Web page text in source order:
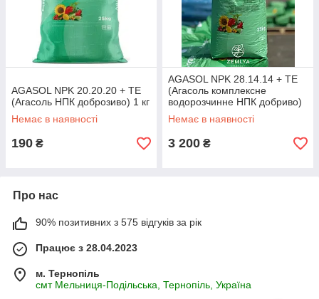
AGASOL NPK 20.20.20 + TE
(Агасоль НПК доброзиво) 1 кг
Немає в наявності
190 ₴
AGASOL NPK 28.14.14 + TE
(Агасоль комплексне
водорозчинне НПК добриво)
25кг
Немає в наявності
3 200 ₴
Про нас
90% позитивних з 575 відгуків за рік
Працює з 28.04.2023
м. Тернопіль
смт Мельниця-Подільська, Тернопіль, Україна